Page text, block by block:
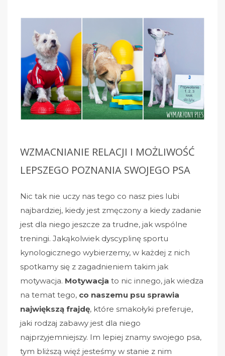
WZMACNIANIE RELACJI I MOŻLIWOŚĆ
LEPSZEGO POZNANIA SWOJEGO PSA
Nic tak nie uczy nas tego co nasz pies lubi
najbardziej, kiedy jest zmęczony a kiedy zadanie
jest dla niego jeszcze za trudne, jak wspólne
treningi. Jakąkolwiek dyscyplinę sportu
kynologicznego wybierzemy, w każdej z nich
spotkamy się z zagadnieniem takim jak
motywacja. Motywacja to nic innego, jak wiedza
na temat tego, co naszemu psu sprawia
największą frajdę, które smakołyki preferuje,
jaki rodzaj zabawy jest dla niego
najprzyjemniejszy. Im lepiej znamy swojego psa,
tym bliższą więź jesteśmy w stanie z nim